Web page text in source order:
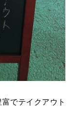
でテイクアウト